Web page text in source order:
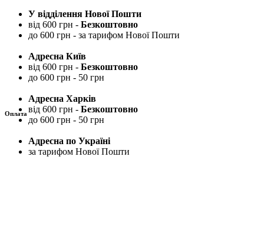
У відділення Нової Пошти
від 600 грн - Безкоштовно
до 600 грн - за тарифом Нової Пошти
Адресна Київ
від 600 грн - Безкоштовно
до 600 грн - 50 грн
Адресна Харків
від 600 грн - Безкоштовно
до 600 грн - 50 грн
Адресна по Україні
за тарифом Нової Пошти
Оплата